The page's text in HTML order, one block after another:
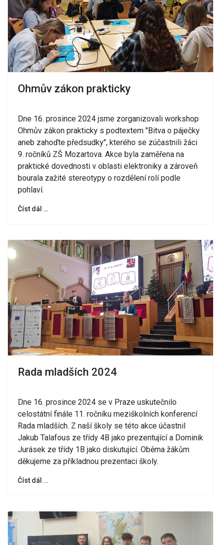
Ohmův zákon prakticky
Dne 16. prosince 2024 jsme zorganizovali workshop
Ohmův zákon prakticky s podtextem "Bitva o páječky
aneb zahoďte předsudky", kterého se zúčastnili žáci
9. ročníků ZŠ Mozartova. Akce byla zaměřena na
praktické dovednosti v oblasti elektroniky a zároveň
bourala zažité stereotypy o rozdělení rolí podle
pohlaví.
Číst dál …
Rada mladších 2024
Dne 16. prosince 2024 se v Praze uskutečnilo
celostátní finále 11. ročníku meziškolních konferencí
Rada mladších. Z naší školy se této akce účastnil
Jakub Talafous ze třídy 4B jako prezentující a Dominik
Jurásek ze třídy 1B jako diskutující. Oběma žákům
děkujeme za příkladnou prezentaci školy.
Číst dál …